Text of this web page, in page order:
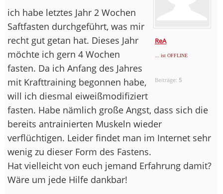
ReA
... ist OFFLINE
Beiträge: 5
ich habe letztes Jahr 2 Wochen
Saftfasten durchgeführt, was mir
recht gut getan hat. Dieses Jahr
möchte ich gern 4 Wochen
fasten. Da ich Anfang des Jahres
mit Krafttraining begonnen habe,
will ich diesmal eiweißmodifiziert
fasten. Habe nämlich große Angst, dass sich die
bereits antrainierten Muskeln wieder
verflüchtigen. Leider findet man im Internet sehr
wenig zu dieser Form des Fastens.
Hat vielleicht von euch jemand Erfahrung damit?
Wäre um jede Hilfe dankbar!